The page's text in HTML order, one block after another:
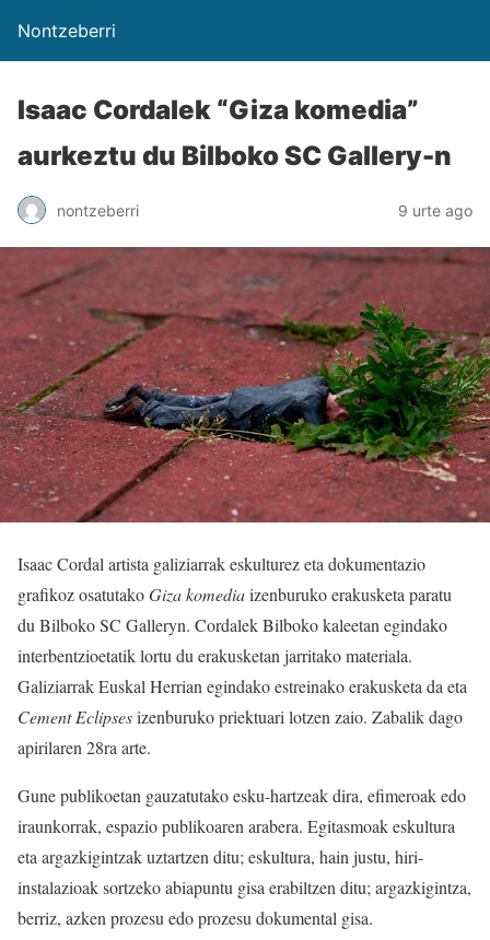
Nontzeberri
Isaac Cordalek “Giza komedia”
aurkeztu du Bilboko SC Gallery-n
nontzeberri 9 urte ago
Isaac Cordal artista galiziarrak eskulturez eta dokumentazio
grafikoz osatutakoGiza komediaizenburuko erakusketa paratu
du Bilboko SC Galleryn. Cordalek Bilboko kaleetan egindako
interbentzioetatik lortu du erakusketan jarritako materiala.
Galiziarrak Euskal Herrian egindako estreinako erakusketa da eta
Cement Eclipsesizenburuko priektuari lotzen zaio. Zabalik dago
apirilaren 28ra arte.
Gune publikoetan gauzatutako esku-hartzeak dira, efimeroak edo
iraunkorrak, espazio publikoaren arabera. Egitasmoak eskultura
eta argazkigintzak uztartzen ditu; eskultura, hain justu, hiri-
instalazioak sortzeko abiapuntu gisa erabiltzen ditu; argazkigintza,
berriz, azken prozesu edo prozesu dokumental gisa.